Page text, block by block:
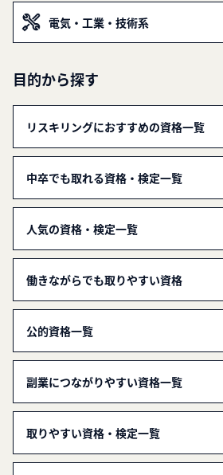
電気・工業・技術系
目的から探す
リスキリングにおすすめの資格一覧
中卒でも取れる資格・検定一覧
人気の資格・検定一覧
働きながらでも取りやすい資格
公的資格一覧
副業につながりやすい資格一覧
取りやすい資格・検定一覧